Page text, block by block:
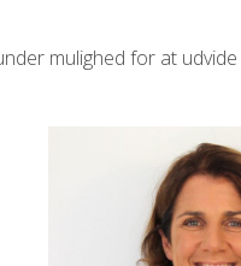
mulighed for at